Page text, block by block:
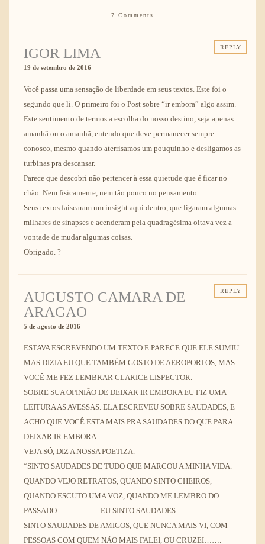
7 Comments
REPLY
IGOR LIMA
19 de setembro de 2016
Você passa uma sensação de liberdade em seus textos. Este foi o
segundo que li. O primeiro foi o Post sobre “ir embora” algo assim.
Este sentimento de termos a escolha do nosso destino, seja apenas
amanhã ou o amanhã, entendo que deve permanecer sempre
conosco, mesmo quando aterrisamos um pouquinho e desligamos as
turbinas pra descansar.
Parece que descobri não pertencer à essa quietude que é ficar no
chão. Nem fisicamente, nem tão pouco no pensamento.
Seus textos faiscaram um insight aqui dentro, que ligaram algumas
milhares de sinapses e acenderam pela quadragésima oitava vez a
vontade de mudar algumas coisas.
Obrigado. ?
REPLY
AUGUSTO CAMARA DE
ARAGAO
5 de agosto de 2016
ESTAVA ESCREVENDO UM TEXTO E PARECE QUE ELE SUMIU.
MAS DIZIA EU QUE TAMBÉM GOSTO DE AEROPORTOS, MAS
VOCÊ ME FEZ LEMBRAR CLARICE LISPECTOR.
SOBRE SUA OPINIÃO DE DEIXAR IR EMBORA EU FIZ UMA
LEITURA AS AVESSAS. ELA ESCREVEU SOBRE SAUDADES, E
ACHO QUE VOCÊ ESTA MAIS PRA SAUDADES DO QUE PARA
DEIXAR IR EMBORA.
VEJA SÓ, DIZ A NOSSA POETIZA.
“SINTO SAUDADES DE TUDO QUE MARCOU A MINHA VIDA.
QUANDO VEJO RETRATOS, QUANDO SINTO CHEIROS,
QUANDO ESCUTO UMA VOZ, QUANDO ME LEMBRO DO
PASSADO…………….. EU SINTO SAUDADES.
SINTO SAUDADES DE AMIGOS, QUE NUNCA MAIS VI, COM
PESSOAS COM QUEM NÃO MAIS FALEI, OU CRUZEI…….